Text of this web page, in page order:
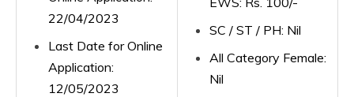
22/04/2023
Last Date for Online
Application:
12/05/2023
SC / ST / PH: Nil
All Category Female:
Nil